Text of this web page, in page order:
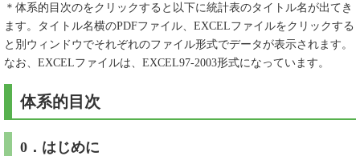
＊体系的目次のをクリックすると以下に統計表のタイトル名が出てき
ます。タイトル名横のPDFファイル、EXCELファイルをクリックする
と別ウィンドウでそれぞれのファイル形式でデータが表示されます。
なお、EXCELファイルは、EXCEL97-2003形式になっています。
体系的目次
0．はじめに